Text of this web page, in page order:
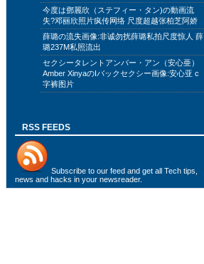
今度は鄧麗欣（ステフィー・タン)の動画流
失?邓丽欣照片疯传网络 尺度超越张柏芝阿娇
薛璐の流失画像:非诚勿扰薛璐私拍尺度惊人 薛
璐237M私照流出
セクシータレントアンバー・アン（安心亜）
Amber XinyaのIバックセクシー画像:安心亚 c
字裤图片
RSS FEEDS
Subscribe to our feed and get all Tech tips,
news and hacks in your newsreader.